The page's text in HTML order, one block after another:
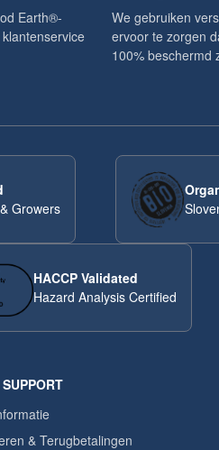
Earth®-
We gebruiken
ervoor te zorgen
100% beschermd
Growers
HACCP Validated
Hazard Analysis Certified
& Terugbetalingen